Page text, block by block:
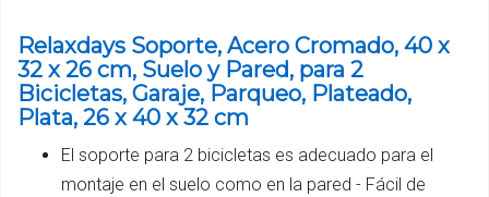
Relaxdays Soporte, Acero Cromado, 40 x
32 x 26 cm, Suelo y Pared, para 2
Bicicletas, Garaje, Parqueo, Plateado,
Plata, 26 x 40 x 32 cm
El soporte para 2 bicicletas es adecuado para el
montaje en el suelo como en la pared - Fácil de